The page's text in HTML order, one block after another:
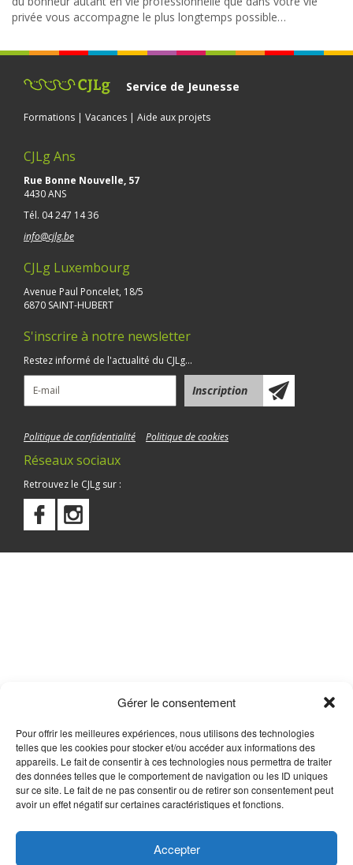
Gérer le consentement
Pour offrir les meilleures expériences, nous utilisons des technologies
telles que les cookies pour stocker et/ou accéder aux informations des
appareils. Le fait de consentir à ces technologies nous permettra de traiter
des données telles que le comportement de navigation ou les ID uniques
sur ce site. Le fait de ne pas consentir ou de retirer son consentement peut
avoir un effet négatif sur certaines caractéristiques et fonctions.
Accepter
privée vous accompagne le plus longtemps possible…
Service de Jeunesse
Formations | Vacances | Aide aux projets
CJLg Ans
Rue Bonne Nouvelle, 57
4430 ANS
Tél. 04 247 14 36
info@cjlg.be
CJLg Luxembourg
Avenue Paul Poncelet, 18/5
6870 SAINT-HUBERT
S'inscrire à notre newsletter
Restez informé de l'actualité du CJLg...
Politique de confidentialité Politique de cookies
Réseaux sociaux
Retrouvez le CJLg sur :